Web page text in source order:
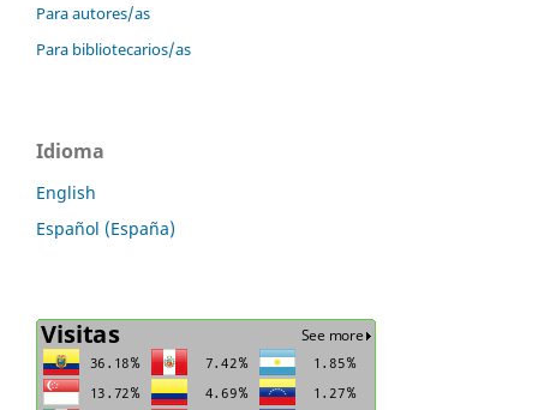
Para autores/as
Para bibliotecarios/as
Idioma
English
Español (España)